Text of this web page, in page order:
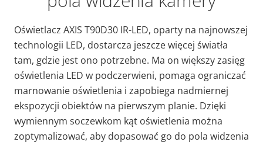
Oświetlacz AXIS T90D30 IR-LED, oparty na najnowszej
technologii LED, dostarcza jeszcze więcej światła
tam, gdzie jest ono potrzebne. Ma on większy zasięg
oświetlenia LED w podczerwieni, pomaga ograniczać
marnowanie oświetlenia i zapobiega nadmiernej
ekspozycji obiektów na pierwszym planie. Dzięki
wymiennym soczewkom kąt oświetlenia można
zoptymalizować, aby dopasować go do pola widzenia